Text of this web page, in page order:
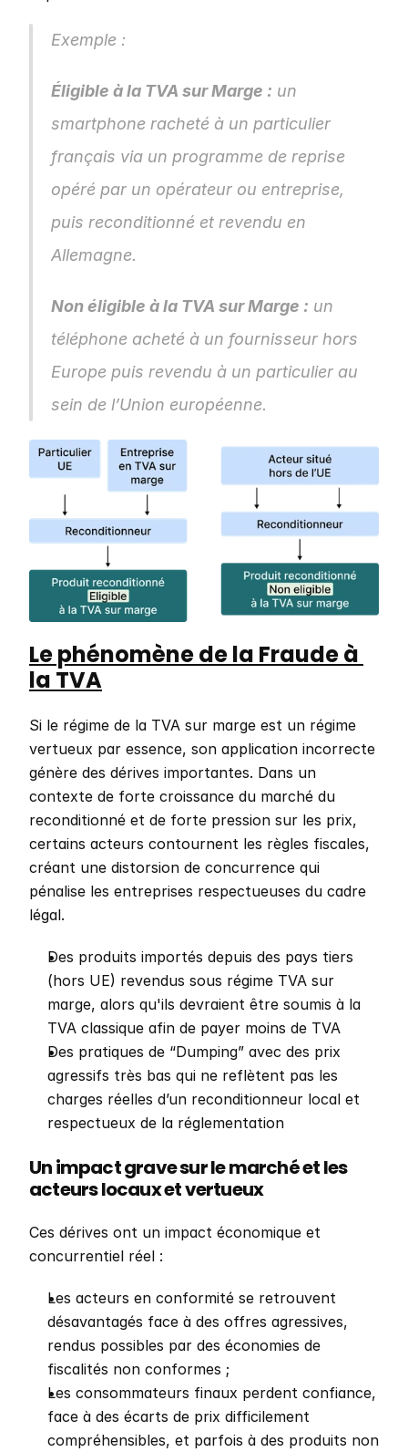
Exemple :
Éligible à la TVA sur Marge : un
smartphone racheté à un particulier
français via un programme de reprise
opéré par un opérateur ou entreprise,
puis reconditionné et revendu en
Allemagne.
Non éligible à la TVA sur Marge : un
téléphone acheté à un fournisseur hors
Europe puis revendu à un particulier au
sein de l’Union européenne.
Le phénomène de la Fraude à
la TVA
Si le régime de la TVA sur marge est un régime
vertueux par essence, son application incorrecte
génère des dérives importantes. Dans un
contexte de forte croissance du marché du
reconditionné et de forte pression sur les prix,
certains acteurs contournent les règles fiscales,
créant une distorsion de concurrence qui
pénalise les entreprises respectueuses du cadre
légal.
Des produits importés depuis des pays tiers
(hors UE) revendus sous régime TVA sur
marge, alors qu'ils devraient être soumis à la
TVA classique afin de payer moins de TVA
Des pratiques de “Dumping” avec des prix
agressifs très bas qui ne reflètent pas les
charges réelles d’un reconditionneur local et
respectueux de la réglementation
Un impact grave sur le marché et les
acteurs locaux et vertueux
Ces dérives ont un impact économique et
concurrentiel réel :
Les acteurs en conformité se retrouvent
désavantagés face à des offres agressives,
rendus possibles par des économies de
fiscalités non conformes ;
Les consommateurs finaux perdent confiance,
face à des écarts de prix difficilement
compréhensibles, et parfois à des produits non